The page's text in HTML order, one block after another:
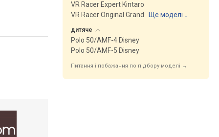
VR Racer Expert Kintaro
VR Racer Original Grand
Ще моделі ↓
дитяче
Polo 50/AMF-4 Disney
Polo 50/AMF-5 Disney
Питання і побажання по підбору моделі →